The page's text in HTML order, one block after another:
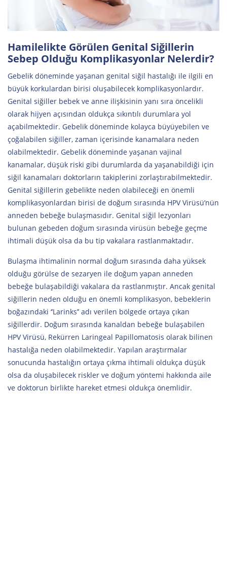
Hamilelikte Görülen Genital Siğillerin
Sebep Olduğu Komplikasyonlar Nelerdir?
Gebelik döneminde yaşanan genital siğil hastalığı ile ilgili en
büyük korkulardan birisi oluşabilecek komplikasyonlardır.
Genital siğiller bebek ve anne ilişkisinin yanı sıra öncelikli
olarak hijyen açısından oldukça sıkıntılı durumlara yol
açabilmektedir. Gebelik döneminde kolayca büyüyebilen ve
çoğalabilen siğiller, zaman içerisinde kanamalara neden
olabilmektedir. Gebelik döneminde yaşanan vajinal
kanamalar, düşük riski gibi durumlarda da yaşanabildiği için
siğil kanamaları doktorların takiplerini zorlaştırabilmektedir.
Genital siğillerin gebelikte neden olabileceği en önemli
komplikasyonlardan birisi de doğum sırasında HPV Virüsü’nün
anneden bebeğe bulaşmasıdır. Genital siğil lezyonları
bulunan gebeden doğum sırasında virüsün bebeğe geçme
ihtimali düşük olsa da bu tip vakalara rastlanmaktadır.
Bulaşma ihtimalinin normal doğum sırasında daha yüksek
olduğu görülse de sezaryen ile doğum yapan anneden
bebeğe bulaşabildiği vakalara da rastlanmıştır. Ancak genital
siğillerin neden olduğu en önemli komplikasyon, bebeklerin
boğazındaki ‘’Larinks’’ adı verilen bölgede ortaya çıkan
siğillerdir. Doğum sırasında kanaldan bebeğe bulaşabilen
HPV Virüsü, Rekürren Laringeal Papillomatosis olarak bilinen
hastalığa neden olabilmektedir. Yapılan araştırmalar
sonucunda hastalığın ortaya çıkma ihtimali oldukça düşük
olsa da oluşabilecek riskler ve doğum yöntemi hakkında aile
ve doktorun birlikte hareket etmesi oldukça önemlidir.